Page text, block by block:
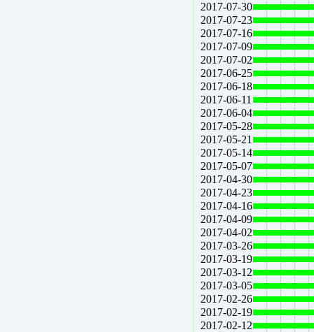
2017-07-30
2017-07-23
2017-07-16
2017-07-09
2017-07-02
2017-06-25
2017-06-18
2017-06-11
2017-06-04
2017-05-28
2017-05-21
2017-05-14
2017-05-07
2017-04-30
2017-04-23
2017-04-16
2017-04-09
2017-04-02
2017-03-26
2017-03-19
2017-03-12
2017-03-05
2017-02-26
2017-02-19
2017-02-12